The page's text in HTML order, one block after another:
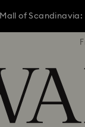
of
of